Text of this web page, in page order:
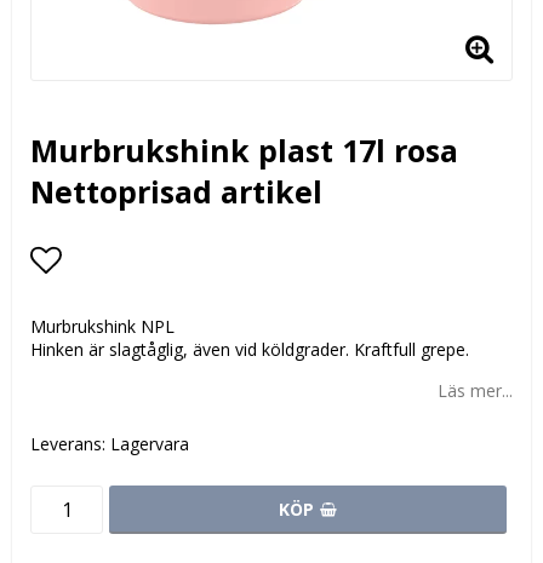
Murbrukshink plast 17l rosa
Nettoprisad artikel
Murbrukshink NPL
Hinken är slagtåglig, även vid köldgrader. Kraftfull grepe.
Läs mer...
Leverans: Lagervara
KÖP